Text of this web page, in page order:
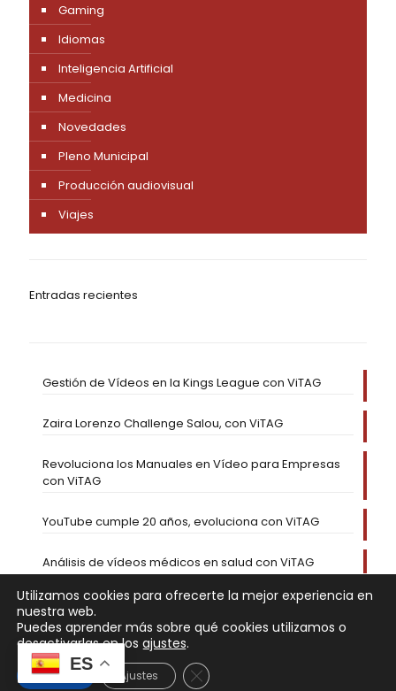
Gaming
Idiomas
Inteligencia Artificial
Medicina
Novedades
Pleno Municipal
Producción audiovisual
Viajes
Entradas recientes
Gestión de Vídeos en la Kings League con ViTAG
Zaira Lorenzo Challenge Salou, con ViTAG
Revoluciona los Manuales en Vídeo para Empresas
con ViTAG
YouTube cumple 20 años, evoluciona con ViTAG
Análisis de vídeos médicos en salud con ViTAG
ES
Utilizamos cookies para ofrecerte la mejor experiencia en
nuestra web.
Puedes aprender más sobre qué cookies utilizamos o
desactivarlas en los ajustes.
Aceptar Ajustes Cerrar el banner de cookies